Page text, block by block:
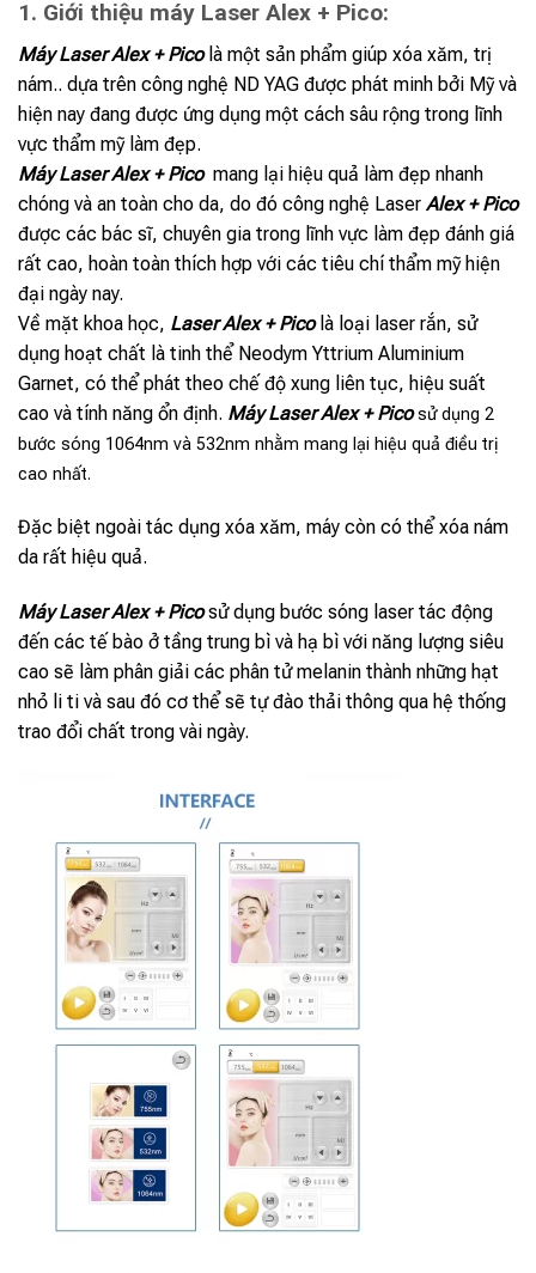
1. Giới thiệu máy Laser Alex + Pico:
Máy Laser Alex + Picolà một sản phẩm giúp xóa xăm, trị
nám.. dựa trên công nghệ ND YAG được phát minh bởi Mỹ và
hiện nay đang được ứng dụng một cách sâu rộng trong lĩnh
vực thẩm mỹ làm đẹp.
Máy Laser Alex + Pico mang lại hiệu quả làm đẹp nhanh
chóng và an toàn cho da, do đó công nghệ Laser Alex + Pico
được các bác sĩ, chuyên gia trong lĩnh vực làm đẹp đánh giá
rất cao, hoàn toàn thích hợp với các tiêu chí thẩm mỹ hiện
đại ngày nay.
Về mặt khoa học, Laser Alex + Picolà loại laser rắn, sử
dụng hoạt chất là tinh thể Neodym Yttrium Aluminium
Garnet, có thể phát theo chế độ xung liên tục, hiệu suất
cao và tính năng ổn định. Máy Laser Alex + Picosử dụng 2
bước sóng 1064nm và 532nm nhằm mang lại hiệu quả điều trị
cao nhất.
Đặc biệt ngoài tác dụng xóa xăm, máy còn có thể xóa nám
da rất hiệu quả.
MáyLaser Alex + Picosử dụng bước sóng laser tác động
đến các tế bào ở tầng trung bì và hạ bì với năng lượng siêu
cao sẽ làm phân giải các phân tử melanin thành những hạt
nhỏ li ti và sau đó cơ thể sẽ tự đào thải thông qua hệ thống
trao đổi chất trong vài ngày.